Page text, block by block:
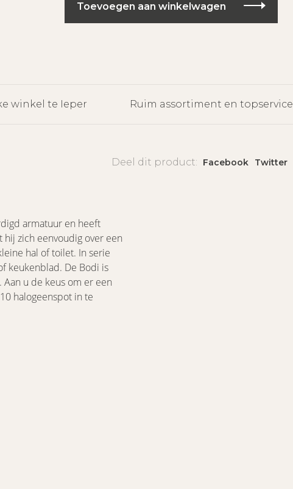
Toevoegen aan winkelwagen
winkel te Ieper Ruim assortiment en topservice
Deel dit product: Facebook Twitter
armatuur en heeft
zich eenvoudig over een
hal of toilet. In serie
keukenblad. De Bodi is
u de keus om er een
halogeenspot in te